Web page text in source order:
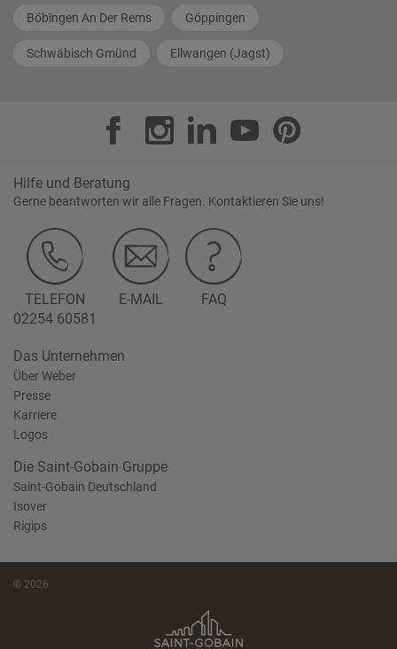
Böbingen An Der Rems Göppingen
Schwäbisch Gmünd Ellwangen (Jagst)
Hilfe und Beratung
Gerne beantworten wir alle Fragen. Kontaktieren Sie uns!
TELEFON
02254 60581
E-MAIL FAQ
Das Unternehmen
Über Weber
Presse
Karriere
Logos
Die Saint-Gobain Gruppe
Saint-Gobain Deutschland
Isover
Rigips
© 2026